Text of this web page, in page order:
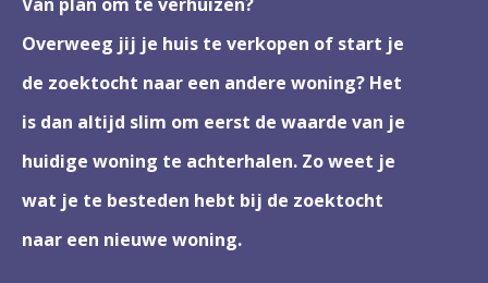
Overweeg jij je huis te verkopen of start je
de zoektocht naar een andere woning? Het
is dan altijd slim om eerst de waarde van je
huidige woning te achterhalen. Zo weet je
wat je te besteden hebt bij de zoektocht
naar een nieuwe woning.